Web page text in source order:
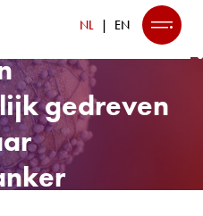
NL EN
gedreven